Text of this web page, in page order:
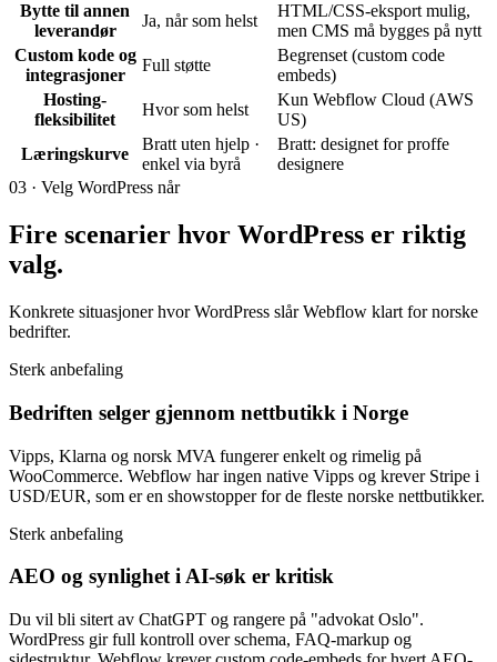
Bytte til annen
leverandør
Ja, når som helst
HTML/CSS-eksport mulig,
men CMS må bygges på nytt
Custom kode og
integrasjoner
Full støtte
Begrenset (custom code
embeds)
Hosting-
fleksibilitet
Hvor som helst
Kun Webflow Cloud (AWS
US)
Læringskurve
Bratt uten hjelp ·
enkel via byrå
Bratt: designet for proffe
designere
03 · Velg WordPress når
Fire scenarier hvor WordPress er riktig
valg.
Konkrete situasjoner hvor WordPress slår Webflow klart for norske
bedrifter.
Sterk anbefaling
Bedriften selger gjennom nettbutikk i Norge
Vipps, Klarna og norsk MVA fungerer enkelt og rimelig på
WooCommerce. Webflow har ingen native Vipps og krever Stripe i
USD/EUR, som er en showstopper for de fleste norske nettbutikker.
Sterk anbefaling
AEO og synlighet i AI-søk er kritisk
Du vil bli sitert av ChatGPT og rangere på "advokat Oslo".
WordPress gir full kontroll over schema, FAQ-markup og